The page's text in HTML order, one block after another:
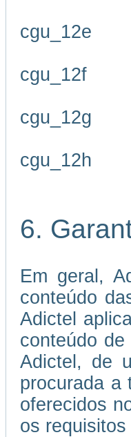
cgu_12e
cgu_12f
cgu_12g
cgu_12h
6.
Em geral,
conteúdo
Adictel
conteúdo
Adictel, de
procurada a
oferecidos
os